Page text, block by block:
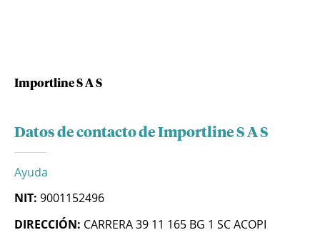
Importline S A S
Datos de contacto de Importline S A S
Ayuda
NIT: 9001152496
DIRECCIÓN: CARRERA 39 11 165 BG 1 SC ACOPI